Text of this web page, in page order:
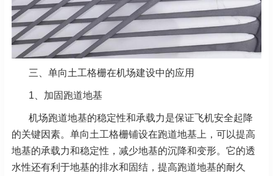
三、单向土工格栅在机场建设中的应用
1、加固跑道地基
机场跑道地基的稳定性和承载力是保证飞机安全起降
的关键因素。单向土工格栅铺设在跑道地基上，可以提高
地基的承载力和稳定性，减少地基的沉降和变形。它的透
水性还有利于地基的排水和固结，提高跑道地基的耐久